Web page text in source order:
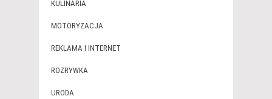
KULINARIA
MOTORYZACJA
REKLAMA I INTERNET
ROZRYWKA
URODA